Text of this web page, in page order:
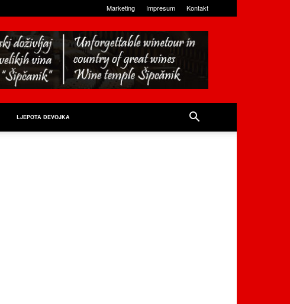
Marketing Impresum Kontakt
LJEPOTA ĐEVOJKA